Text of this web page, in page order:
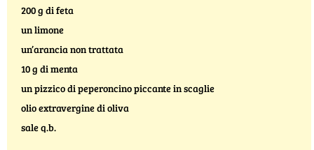
200 g di feta
un limone
un’arancia non trattata
10 g di menta
un pizzico di peperoncino piccante in scaglie
olio extravergine di oliva
sale q.b.